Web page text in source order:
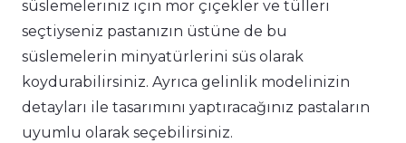
süslemeleriniz için mor çiçekler ve tülleri
seçtiyseniz pastanızın üstüne de bu
süslemelerin minyatürlerini süs olarak
koydurabilirsiniz. Ayrıca gelinlik modelinizin
detayları ile tasarımını yaptıracağınız pastaların
uyumlu olarak seçebilirsiniz.